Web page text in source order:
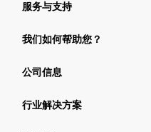
服务与支持
我们如何帮助您？
公司信息
行业解决方案